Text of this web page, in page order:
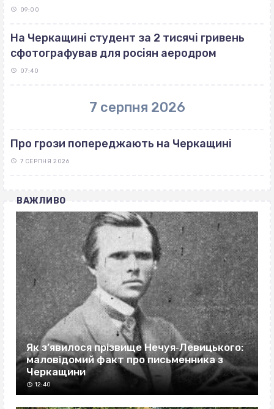
09:00
На Черкащині студент за 2 тисячі гривень
сфотографував для росіян аеродром
07:40
7 серпня 2026
Про грози попереджають на Черкащині
7 СЕРПНЯ 2026
ВАЖЛИВО
Як з’явилося прізвище Нечуя‐Левицького:
маловідомий факт про письменника з
Черкащини
12:40